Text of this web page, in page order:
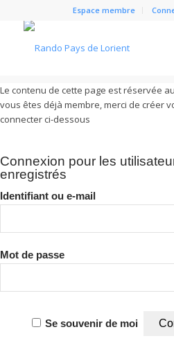
Espace membre
Le contenu de cette page est réservée
vous êtes déjà membre, merci de créer
connecter ci-dessous
Connexion pour les
enregistrés
Identifiant ou e-mail
Mot de passe
Se souvenir de moi